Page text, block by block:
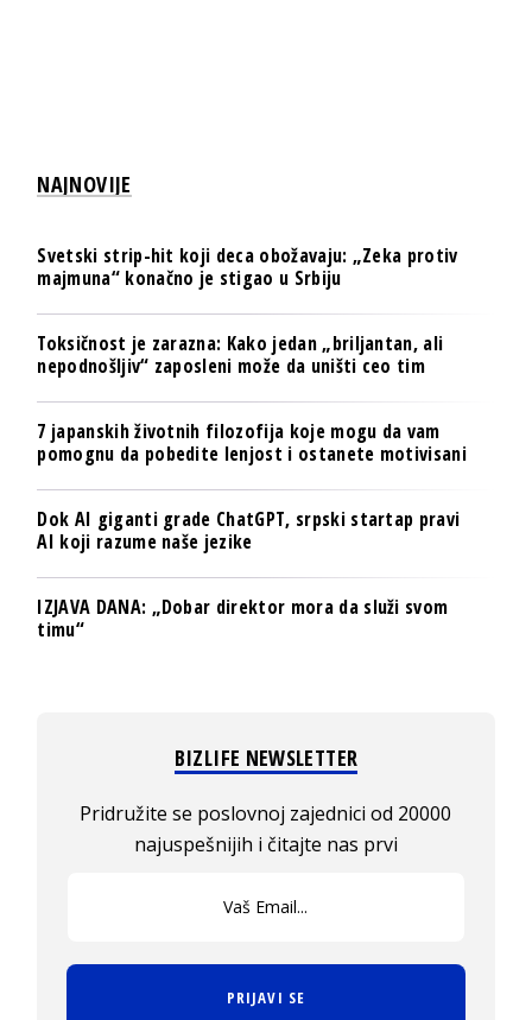
NAJNOVIJE
Svetski strip-hit koji deca obožavaju: „Zeka protiv
majmuna“ konačno je stigao u Srbiju
Toksičnost je zarazna: Kako jedan „briljantan, ali
nepodnošljiv“ zaposleni može da uništi ceo tim
7 japanskih životnih filozofija koje mogu da vam
pomognu da pobedite lenjost i ostanete motivisani
Dok AI giganti grade ChatGPT, srpski startap pravi
AI koji razume naše jezike
IZJAVA DANA: „Dobar direktor mora da služi svom
timu“
BIZLIFE NEWSLETTER
Pridružite se poslovnoj zajednici od 20000
najuspešnijih i čitajte nas prvi
PRIJAVI SE